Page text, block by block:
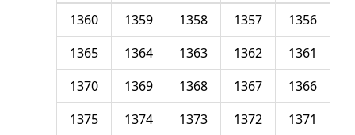
1356
1357
1358
1359
1360
1361
1362
1363
1364
1365
1366
1367
1368
1369
1370
1371
1372
1373
1374
1375